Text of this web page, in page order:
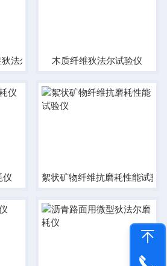
法尔试验仪木质纤维狄法尔试验仪
仪 絮状矿物纤维抗磨耗性能试验